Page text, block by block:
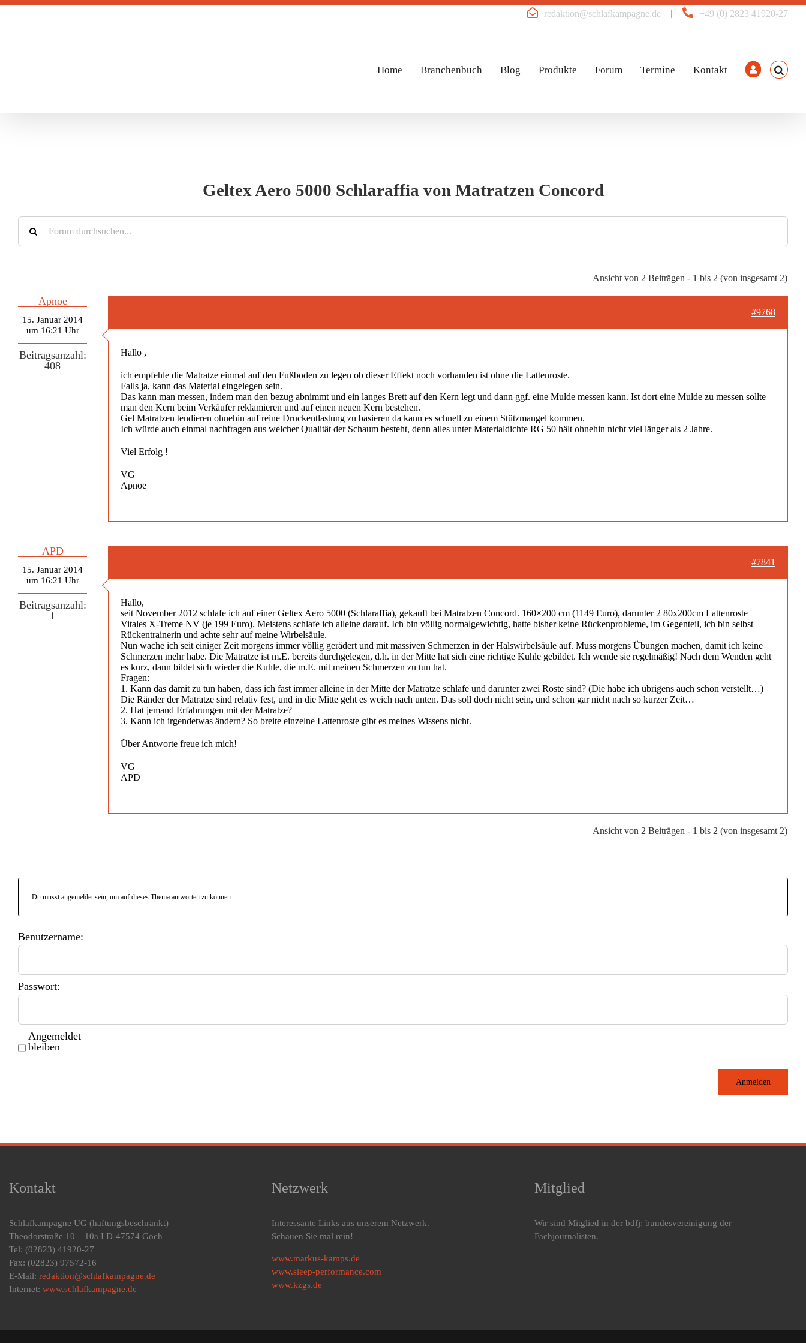
Zum
+49 (0) 2823 41920-27
|
redaktion@schlafkampagne.de
Home Branchenbuch Blog Produkte Forum Termine Kontakt
Geltex Aero 5000 Schlaraffia von Matratzen Concord
Ansicht von 2 Beiträgen - 1 bis 2 (von insgesamt 2)
Apnoe
15. Januar 2014
um 16:21 Uhr
Beitragsanzahl:
408
#9768
Hallo ,
ich empfehle die Matratze einmal auf den Fußboden zu legen ob dieser Effekt noch vorhanden ist ohne die Lattenroste.
Falls ja, kann das Material eingelegen sein.
Das kann man messen, indem man den bezug abnimmt und ein langes Brett auf den Kern legt und dann ggf. eine Mulde messen kann. Ist dort eine Mulde zu messen sollte
man den Kern beim Verkäufer reklamieren und auf einen neuen Kern bestehen.
Gel Matratzen tendieren ohnehin auf reine Druckentlastung zu basieren da kann es schnell zu einem Stützmangel kommen.
Ich würde auch einmal nachfragen aus welcher Qualität der Schaum besteht, denn alles unter Materialdichte RG 50 hält ohnehin nicht viel länger als 2 Jahre.
Viel Erfolg !
VG
Apnoe
APD
15. Januar 2014
um 16:21 Uhr
Beitragsanzahl:
1
#7841
Hallo,
seit November 2012 schlafe ich auf einer Geltex Aero 5000 (Schlaraffia), gekauft bei Matratzen Concord. 160×200 cm (1149 Euro), darunter 2 80x200cm Lattenroste
Vitales X-Treme NV (je 199 Euro). Meistens schlafe ich alleine darauf. Ich bin völlig normalgewichtig, hatte bisher keine Rückenprobleme, im Gegenteil, ich bin selbst
Rückentrainerin und achte sehr auf meine Wirbelsäule.
Nun wache ich seit einiger Zeit morgens immer völlig gerädert und mit massiven Schmerzen in der Halswirbelsäule auf. Muss morgens Übungen machen, damit ich keine
Schmerzen mehr habe. Die Matratze ist m.E. bereits durchgelegen, d.h. in der Mitte hat sich eine richtige Kuhle gebildet. Ich wende sie regelmäßig! Nach dem Wenden geht
es kurz, dann bildet sich wieder die Kuhle, die m.E. mit meinen Schmerzen zu tun hat.
Fragen:
1. Kann das damit zu tun haben, dass ich fast immer alleine in der Mitte der Matratze schlafe und darunter zwei Roste sind? (Die habe ich übrigens auch schon verstellt…)
Die Ränder der Matratze sind relativ fest, und in die Mitte geht es weich nach unten. Das soll doch nicht sein, und schon gar nicht nach so kurzer Zeit…
2. Hat jemand Erfahrungen mit der Matratze?
3. Kann ich irgendetwas ändern? So breite einzelne Lattenroste gibt es meines Wissens nicht.
Über Antworte freue ich mich!
VG
APD
Ansicht von 2 Beiträgen - 1 bis 2 (von insgesamt 2)
Du musst angemeldet sein, um auf dieses Thema antworten zu können.
Benutzername:
Passwort:
Angemeldet
bleiben
Anmelden
Kontakt
Schlafkampagne UG (haftungsbeschränkt)
Theodorstraße 10 – 10a I D-47574 Goch
Tel: (02823) 41920-27
Fax: (02823) 97572-16
E-Mail: redaktion@schlafkampagne.de
Internet: www.schlafkampagne.de
Netzwerk
Interessante Links aus unserem Netzwerk.
Schauen Sie mal rein!
www.markus-kamps.de
www.sleep-performance.com
www.kzgs.de
Mitglied
Wir sind Mitglied in der bdfj: bundesvereinigung der
Fachjournalisten.